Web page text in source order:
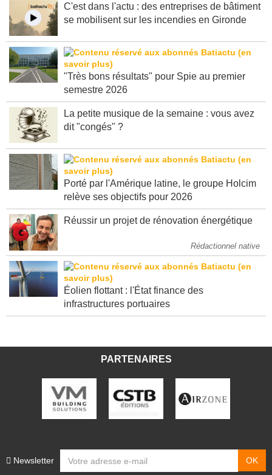
C'est dans l'actu : des entreprises de bâtiment
se mobilisent sur les incendies en Gironde
"Très bons résultats" pour Spie au premier
semestre 2026
La petite musique de la semaine : vous avez
dit "congés" ?
Porté par l'Amérique latine, le groupe Holcim
relève ses objectifs pour 2026
Réussir un projet de rénovation énergétique
Rédactionnel native
Éolien flottant : l'État finance des
infrastructures portuaires
PARTENAIRES
Newsletter